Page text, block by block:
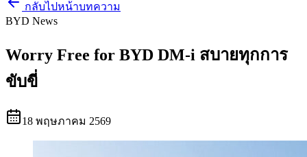
กลับไปหน้าบทความ
BYD News
Worry Free for BYD DM-i สบายทุกการ
ขับขี่
18 พฤษภาคม 2569